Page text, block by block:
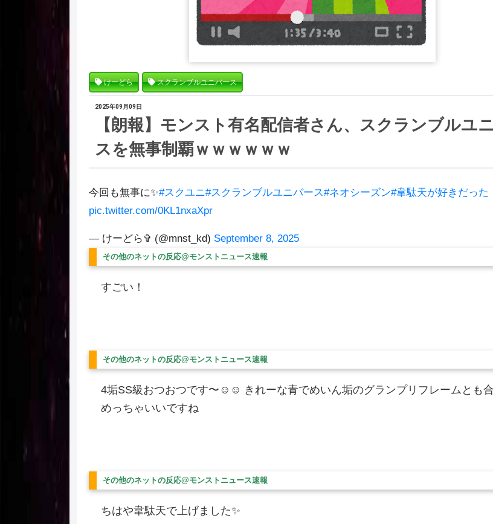
けーどら スクランブルユニバース
2025年09月09日
【朗報】モンスト有名配信者さん、スクランブルユ
スを無事制覇ｗｗｗｗｗｗ
今回も無事に✨️#スクユニ#スクランブルユニバース#ネオシーズン#韋駄天が好きだった
pic.twitter.com/0KL1nxaXpr
— けーどら✞ (@mnst_kd) September 8, 2025
その他のネットの反応@モンストニュース速報
すごい！
その他のネットの反応@モンストニュース速報
4垢SS級おつおつです〜☺️☺️ きれーな青でめいん垢のグランプリフレームとも
めっちゃいいですね
その他のネットの反応@モンストニュース速報
ちはや韋駄天で上げました✨